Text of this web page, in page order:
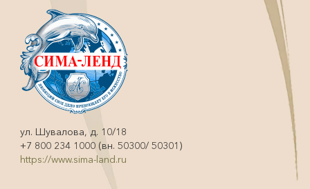
ул. Шувалова, д. 10/18
+7 800 234 1000 (вн. 50300/ 50301)
https://www.sima-land.ru